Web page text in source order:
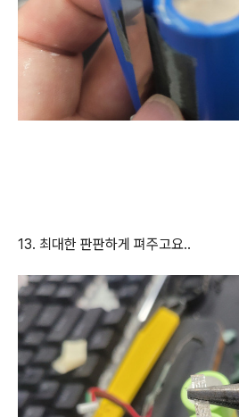
13. 최대한 판판하게 펴주고요..